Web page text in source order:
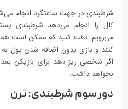
شرطبندی در جهت ساعتگرد انجام
کال را انجام می‌دهد شرطبندی
می‌رویم. دقت کنید که ممکن است
کنند و بازی بدون اضافه شدن پول
اگر شخصی ریز دهد برای بازیکن
نخواهد داشت.
دور سوم شرطبندی: ترن